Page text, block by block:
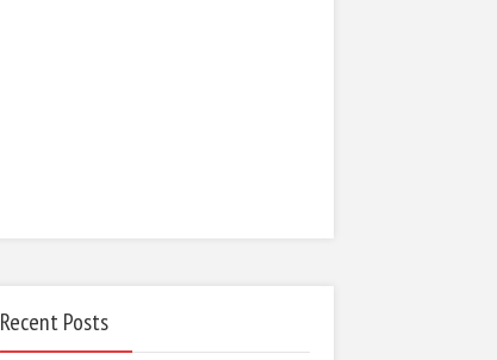
Recent Posts